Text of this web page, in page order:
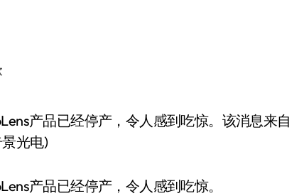
光电)
产品已经停产，令人感到吃惊。